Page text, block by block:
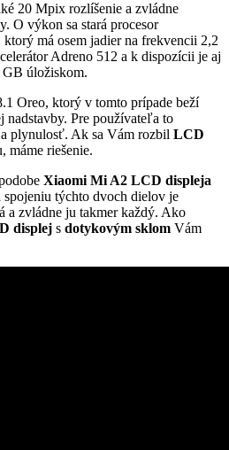
20 Mpix rozlíšenie a zvládne
O výkon sa stará procesor
má osem jadier na frekvencii 2,2
Adreno 512 a k dispozícii je aj
úložiskom.
Oreo, ktorý v tomto prípade beží
nadstavby. Pre používateľa to
plynulosť. Ak sa Vám rozbil LCD
máme riešenie.
Xiaomi Mi A2 LCD displeja
týchto dvoch dielov je
a zvládne ju takmer každý. Ako
displej s dotykovým sklom Vám